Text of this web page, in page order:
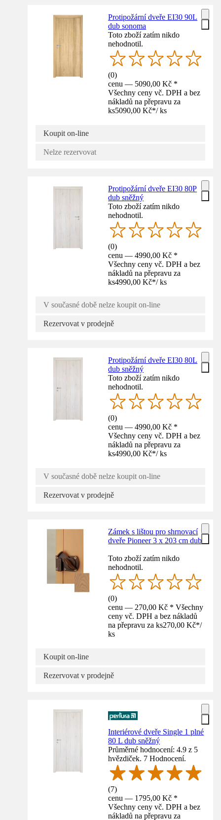
Protipožární dveře EI30 90L
dub sonoma
Toto zboží zatím nikdo
nehodnotil.
(0)
cenu — 5090,00 Kč *
Všechny ceny vč. DPH a bez
nákladů na přepravu za
ks5090,00 Kč*/ ks
Koupit on-line
Nelze rezervovat
Protipožární dveře EI30 80P
dub sněžný
Toto zboží zatím nikdo
nehodnotil.
(0)
cenu — 4990,00 Kč *
Všechny ceny vč. DPH a bez
nákladů na přepravu za
ks4990,00 Kč*/ ks
V současné době nelze koupit on-line
Rezervovat v prodejně
Protipožární dveře EI30 80L
dub sněžný
Toto zboží zatím nikdo
nehodnotil.
(0)
cenu — 4990,00 Kč *
Všechny ceny vč. DPH a bez
nákladů na přepravu za
ks4990,00 Kč*/ ks
V současné době nelze koupit on-line
Rezervovat v prodejně
Zámek s lištou pro shrnovací
dveře Pioneer 3 x 203 cm dub
Toto zboží zatím nikdo
nehodnotil.
(0)
cenu — 270,00 Kč * Všechny
ceny vč. DPH a bez nákladů
na přepravu za ks270,00 Kč*/
ks
Koupit on-line
Rezervovat v prodejně
Interiérové dveře Single 1 plné
80 L dub sněžný
Průměrné hodnocení: 4.9 z 5
hvězdiček. 7 Hodnocení.
(7)
cenu — 1795,00 Kč *
Všechny ceny vč. DPH a bez
nákladů na přepravu za